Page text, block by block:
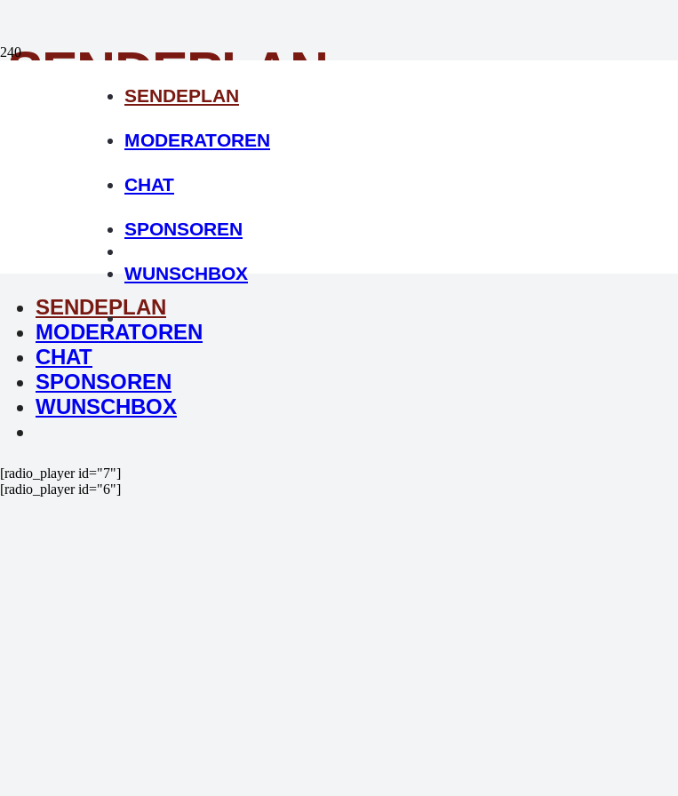
SENDEPLAN
MODERATOREN
CHAT
SPONSOREN
WUNSCHBOX
SENDEPLAN
MODERATOREN
CHAT
SPONSOREN
WUNSCHBOX
[radio_player id="7"]
[radio_player id="6"]
SENDEPLAN